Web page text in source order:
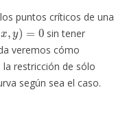
puntos críticos de una
,y) =0
sin tener
veremos cómo
restricción de sólo
según sea el caso.